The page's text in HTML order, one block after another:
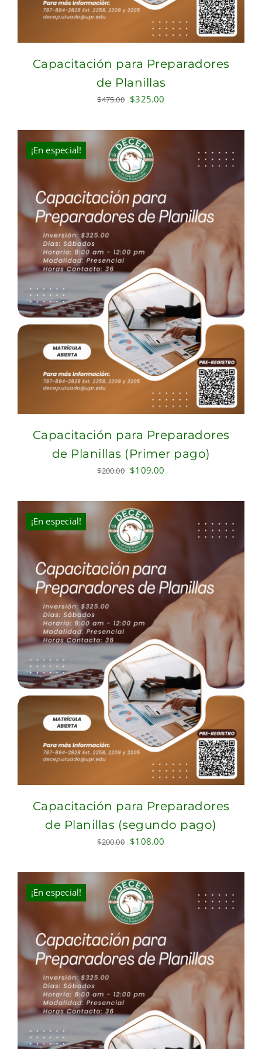
Capacitación para Preparadores
de Planillas
$475.00 Original
was:
$475.00.
$325.00
is:
¡En especial!
Capacitación para Preparadores
de Planillas (Primer pago)
$200.00 Original
was:
$200.00.
$109.00
is:
¡En especial!
Capacitación para Preparadores
de Planillas (segundo pago)
$200.00 Original
was:
$200.00.
$108.00
is:
¡En especial!